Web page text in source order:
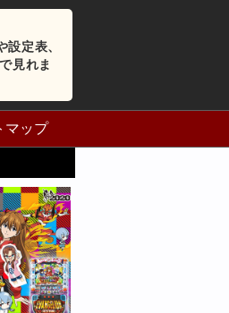
定表、
見れま
マップ